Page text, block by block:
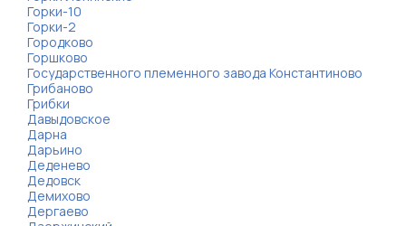
Горки-10
Горки-2
Городково
Горшково
Государственного племенного завода Константиново
Грибаново
Грибки
Давыдовское
Дарна
Дарьино
Деденево
Дедовск
Демихово
Дергаево